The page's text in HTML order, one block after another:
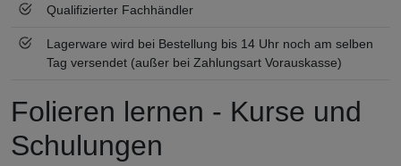
Qualifizierter Fachhändler
Lagerware wird bei Bestellung bis 14 Uhr noch am selben
Tag versendet (außer bei Zahlungsart Vorauskasse)
Folieren lernen - Kurse und
Schulungen